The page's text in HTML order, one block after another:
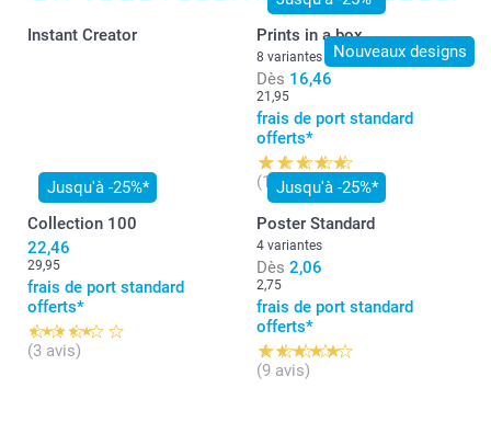
Instant Creator
Nouveaux designs
Prints in a box
8 variantes
Dès 16,46
21,95
frais de port standard
offerts*
(16 avis)
Jusqu'à -25%*
Collection 100
22,46
29,95
frais de port standard
offerts*
(3 avis)
Jusqu'à -25%*
Poster Standard
4 variantes
Dès 2,06
2,75
frais de port standard
offerts*
(9 avis)